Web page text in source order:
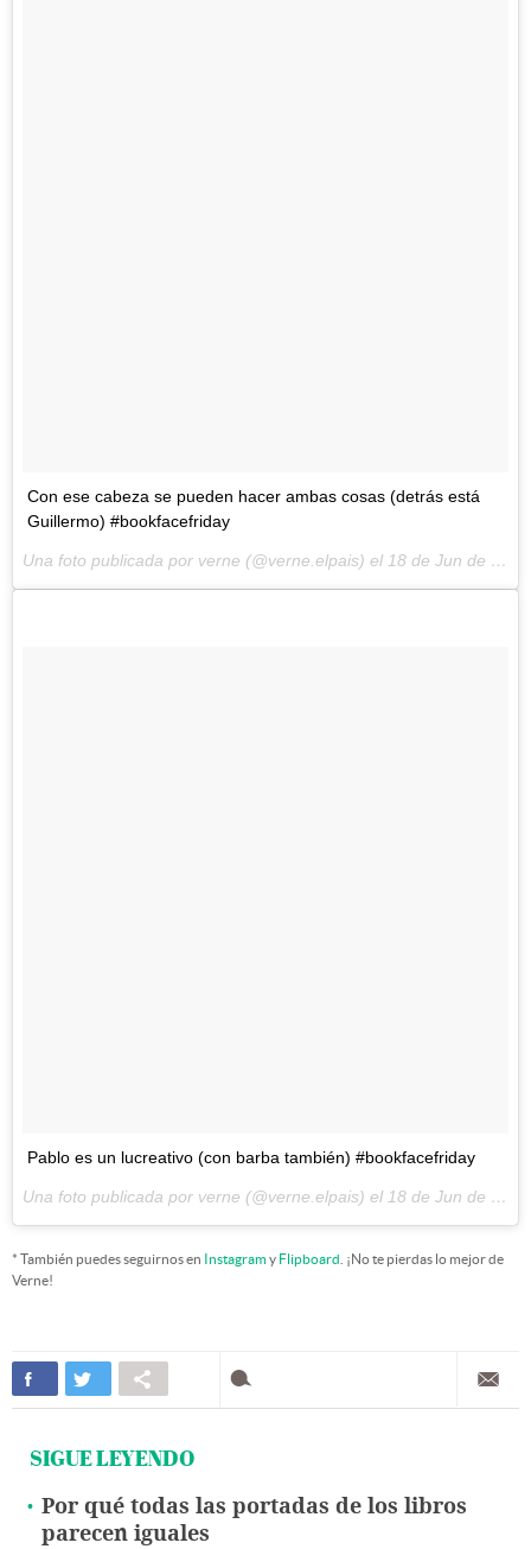
Con ese cabeza se pueden hacer ambas cosas (detrás está
Guillermo) #bookfacefriday
Una foto publicada por verne (@verne.elpais) el 18 de Jun de 2015 a la(s) 11:13 PDT
Pablo es un lucreativo (con barba también) #bookfacefriday
Una foto publicada por verne (@verne.elpais) el 18 de Jun de 2015 a la(s) 10:23 PDT
* También puedes seguirnos en Instagramy Flipboard . ¡No te pierdas lo mejor de
Verne!
SIGUE LEYENDO
Por qué todas las portadas de los libros
parecen iguales